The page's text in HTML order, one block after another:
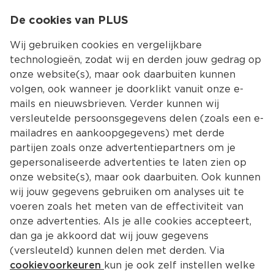
Kies jouw
Terug Producten
De cookies van PLUS
Wij gebruiken cookies en vergelijkbare
technologieën, zodat wij en derden jouw gedrag op
onze website(s), maar ook daarbuiten kunnen
volgen, ook wanneer je doorklikt vanuit onze e-
mails en nieuwsbrieven. Verder kunnen wij
versleutelde persoonsgegevens delen (zoals een e-
mailadres en aankoopgegevens) met derde
partijen zoals onze advertentiepartners om je
gepersonaliseerde advertenties te laten zien op
onze website(s), maar ook daarbuiten. Ook kunnen
wij jouw gegevens gebruiken om analyses uit te
voeren zoals het meten van de effectiviteit van
onze advertenties. Als je alle cookies accepteert,
dan ga je akkoord dat wij jouw gegevens
(versleuteld) kunnen delen met derden. Via
cookievoorkeuren kun je ook zelf instellen welke